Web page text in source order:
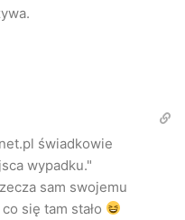
16.00 na ul. 17-go
że kierowcy
którym kierowała
zderzenia zjechał do
świadkowie
wypadku."
sam swojemu
się tam stało